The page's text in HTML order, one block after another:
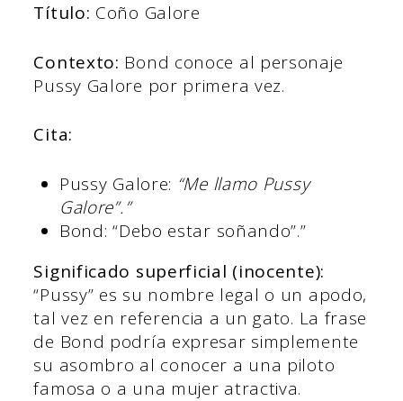
Título: Coño Galore
Contexto: Bond conoce al personaje
Pussy Galore por primera vez.
Cita:
Pussy Galore: “Me llamo Pussy
Galore”.”
Bond: “Debo estar soñando”.”
Significado superficial (inocente):
“Pussy” es su nombre legal o un apodo,
tal vez en referencia a un gato. La frase
de Bond podría expresar simplemente
su asombro al conocer a una piloto
famosa o a una mujer atractiva.